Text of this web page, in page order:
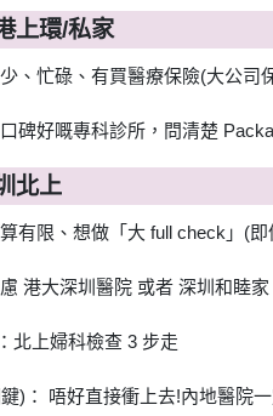
上環/私家
、忙碌、有買醫療保險(大公司
碑好嘅專科診所，問清楚
北上
有限、想做「大 full check」(
港大深圳醫院 或者 深圳和睦
北上婦科檢查 3 步走
)： 唔好直接衝上去!內地醫院